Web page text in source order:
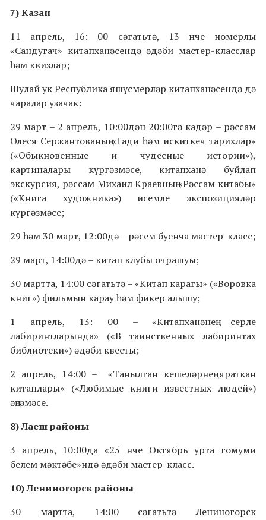
7) Казан
11 апрель, 16: 00 сәгатьтә, 13 нче номерлы
«Сандугач» китапханәсендә әдәби мастер-класслар
һәм квизлар;
Шулай ук Республика яшүсмерләр китапханәсендә дә
чаралар узачак:
29 март – 2 апрель, 10:00дән 20:00гә кадәр – рәссам
Олеся Сержантованың «Гади һәм искиткеч тарихлар»
(«Обыкновенные и чудесные истории»),
картиналары күргәзмәсе, китапханә буйлап
экскурсия, рәссам Михаил Краевның «Рәссам китабы»
(«Книга художника») исемле экспозицияләр
күргәзмәсе;
29 һәм 30 март, 12:00дә – рәсем буенча мастер-класс;
29 март, 14:00дә – китап клубы очрашуы;
30 мартта, 14:00 сәгатьтә – «Китап карагы» («Воровка
книг») фильмын карау һәм фикер алышу;
1 апрель, 13: 00 – «Китапханәнең серле
лабиринтларында» («В таинственных лабиринтах
библиотеки») әдәби квесты;
2 апрель, 14:00 – «Танылган кешеләрнең яраткан
китаплары» («Любимые книги известных людей»)
әңгәмәсе.
8) Лаеш районы
3 апрель, 10:00да «25 нче Октябрь урта гомуми
белем мәктәбе»ндә әдәби мастер-класс.
10) Лениногорск районы
30 мартта, 14:00 сәгатьтә Лениногорск